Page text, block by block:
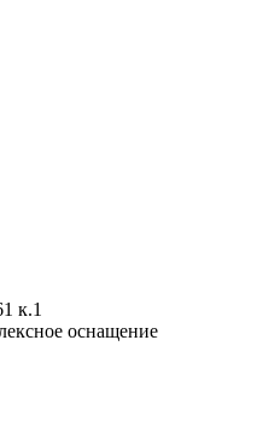
к.1
оснащение